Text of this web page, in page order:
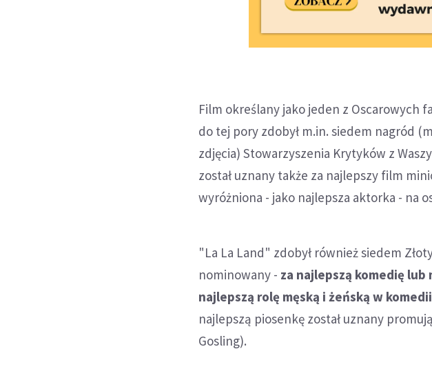
Film określany jako jeden z Oscarowych
do tej pory zdobył m.in. siedem nagród
zdjęcia) Stowarzyszenia Krytyków z
został uznany także za najlepszy film
wyróżniona - jako najlepsza aktorka - na
"La La Land" zdobył również siedem
nominowany - za najlepszą komedię lub
najlepszą rolę męską i żeńską w
najlepszą piosenkę został uznany
Gosling).